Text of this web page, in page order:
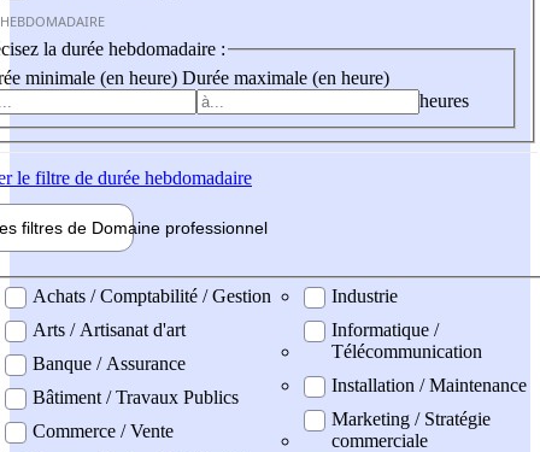
la durée hebdomadaire :
minimale (en heure) Durée maximale (en heure)
heures
le filtre de durée hebdomadaire
filtres de Domaine professionnel
professionel
Achats / Comptabilité / Gestion
Arts / Artisanat d'art
Banque / Assurance
Bâtiment / Travaux Publics
Commerce / Vente
Industrie
Informatique /
Télécommunication
Installation / Maintenance
Marketing / Stratégie
commerciale